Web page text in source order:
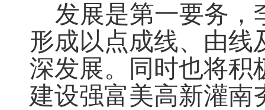
发展是第一要务 ，
形成以点成线、由线
深发展。同时也将积
建设强富美高新灌南